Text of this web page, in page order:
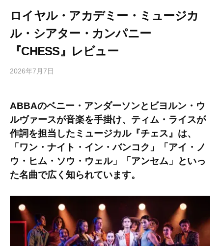
ロイヤル・アカデミー・ミュージカ
ル・シアター・カンパニー
『CHESS』レビュー
2026年7月7日
i
g
a
y
の
コ
メ
ABBAのベニー・アンダーソンと ビヨルン・ウ
ルヴァースが音楽を手掛け、 ティム・ライスが
作詞を担当したミュージカル『チェス』は、
「 ワン・ナイト・イン・バンコク 」「 アイ・ノ
ウ・ヒム・ソウ・ウェル」「 アンセム 」といっ
た名曲で広く知られています。